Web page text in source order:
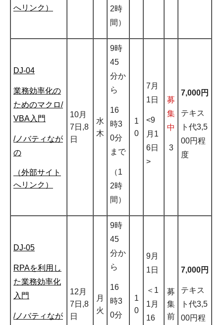
へリンク）
2時
間）
DJ-04
業務効率化の
ためのマクロ/
VBA入門
/ノバティなが
の
（外部サイト
へリンク）
10月
7日,8
日
水
木
9時
45
分か
ら
16
時3
0分
まで
（1
2時
間）
1
0
7月
1日
<9
月1
6日
>
募
集
中
3
7,000円
テキス
ト代3,5
00円程
度
DJ-05
RPAを利用し
た業務効率化
入門
/ノバティなが
12月
7日,8
日
月
火
9時
45
分か
ら
16
時3
0分
1
0
9月
1日
＜1
1月
16
募
集
前
7,000円
テキス
ト代3,5
00円程